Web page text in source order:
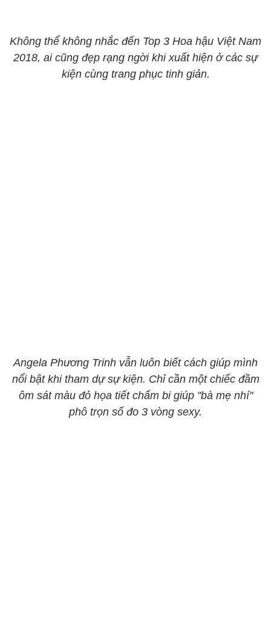
Không thể không nhắc đến Top 3 Hoa hậu Việt Nam
2018, ai cũng đẹp rạng ngời khi xuất hiện ở các sự
kiện cùng trang phục tinh giản.
Angela Phương Trinh vẫn luôn biết cách giúp mình
nổi bật khi tham dự sự kiện. Chỉ cần một chiếc đầm
ôm sát màu đỏ họa tiết chấm bi giúp "bà mẹ nhí"
phô trọn số đo 3 vòng sexy.